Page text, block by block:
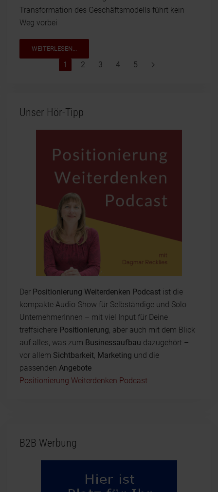
Transformation des Geschäftsmodells führt kein
Weg vorbei
WEITERLESEN...
1 2 3 4 5
Unser Hör-Tipp
Der Positionierung Weiterdenken Podcast ist die
kompakte Audio-Show für Selbständige und Solo-
UnternehmerInnen – mit viel Input für Deine
treffsichere Positionierung , aber auch mit dem Blick
auf alles, was zum Businessaufbau dazugehört –
vor allem Sichtbarkeit Marketing und die
passenden Angebote
Positionierung Weiterdenken Podcast
B2B Werbung